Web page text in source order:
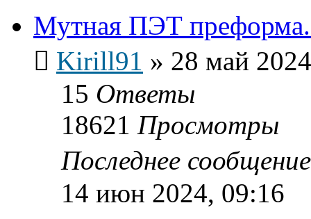
Мутная ПЭТ
Kirill91 » 28 май
15 Ответы
18621 Просмотры
Последнее
14 июн 2024, 09:16